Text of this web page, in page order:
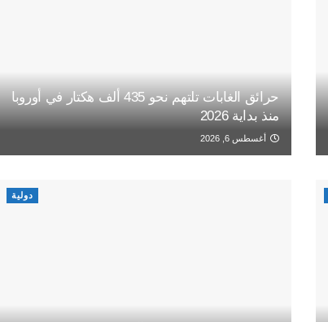
حرائق الغابات تلتهم نحو 435 ألف هكتار في أوروبا
منذ بداية 2026
أغسطس 6, 2026
دولية